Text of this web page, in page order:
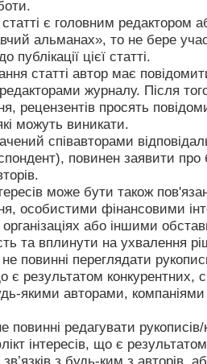
є головним редактором
альманах», то не бере
публікації цієї статті.
статті автор має
редакторами журналу. Після
рецензентів просять
можуть виникати.
співавторами
повинен заявити про
може бути також
особистими фінансовими
організаціях або іншими
та вплинути на ухвалення
повинні переглядати
є результатом конкурентних,
якими авторами,
повинні редагувати
інтересів, що є